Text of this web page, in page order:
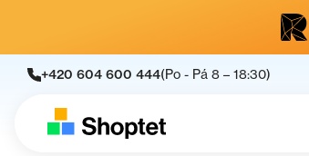
+420 604 600 444(Po - Pá 8 – 18:30)